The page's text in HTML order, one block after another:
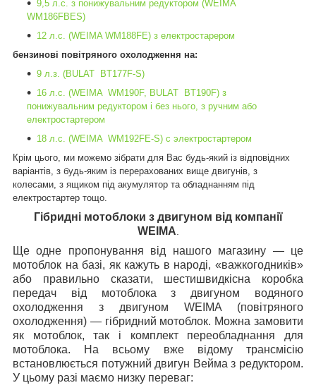
9,5 л.с. з понижувальним редуктором (WEIMA
WM186FBES)
12 л.с. (WEIMA WM188FE) з електростарером
бензинові повітряного охолодження на:
9 л з . (BULAT BТ177F-S)
16 л.с. (WEIMA WM190F, BULAT BТ190F) з
понижувальним редуктором і без нього, з ручним або
електростартером
18 л.с. (WEIMA WM192FE-S) с электростартером
Крім цього, ми можемо зібрати для Вас будь-який із відповідних
варіантів, з будь-яким із перерахованих вище двигунів, з
колесами, з ящиком під акумулятор та обладнанням під
електростартер тощо.
Гібридні мотоблоки з двигуном від компанії
WEIMA
Ще одне пропонування від нашого магазину — це
мотоблок на базі, як кажуть в народі, «важкогодників»
або правильно сказати, шестишвидкісна коробка
передач від мотоблока з двигуном водяного
охолодження з двигуном WEIMA
(повітряного
охолодження) — гібридний мотоблок. Можна замовити
як мотоблок, так і комплект переобладнання для
мотоблока. На всьому вже відому трансмісію
встановлюється потужний двигун Вейма з редуктором.
У цьому разі маємо низку переваг: